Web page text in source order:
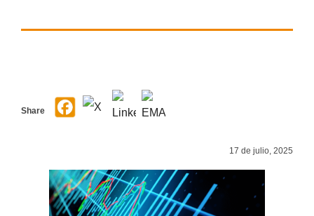
Share
17 de julio, 2025